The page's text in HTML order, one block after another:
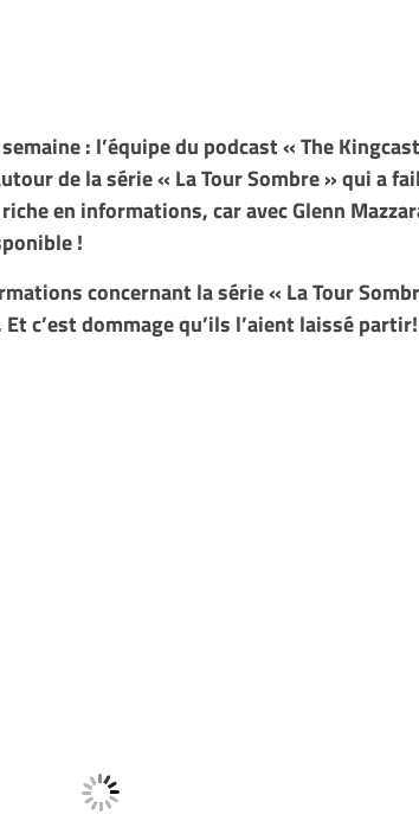
: l’équipe du podcast « The
de la série « La Tour Sombre » qui a
en informations, car avec Glenn
!
concernant la série « La Tour
c’est dommage qu’ils l’aient laissé partir!